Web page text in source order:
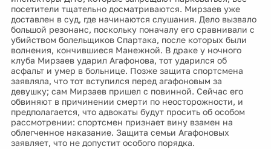
посетители тщательно досматриваются. Мирзаев уже
доставлен в суд, где начинаются слушания. Дело вызвало
большой резонанс, поскольку поначалу его сравнивали с
убийством болельщиков Спартака, после которых были
волнения, кончившиеся Манежной. В драке у ночного
клуба Мирзаев ударил Агафонова, тот ударился об
асфальт и умер в больнице. Позже защита спортсмена
заявляла, что тот вступился перед агафоновым за
девушку; сам Мирзаев пришел с повинной. Сейчас его
обвиняют в причинении смерти по неосторожности, и
предполагается, что адвокаты будут просить об особом
рассмотрении: спортсмен признает вину взамен на
облегченное наказание. Защита семьи Агафоновых
заявляет, что не допустит особого порядка.